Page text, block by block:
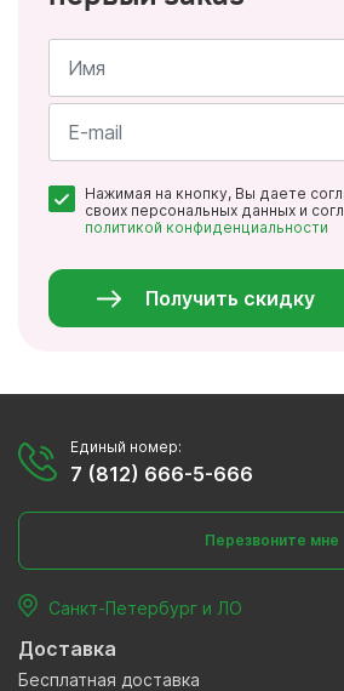
Имя
*
Нажимая на кнопку, Вы даете
своих персональных данных и
политикой конфиденциальности
Получить скидку
Единый номер:
7 (812) 666-5-666
Перезвоните мне
Санкт-Петербург и ЛО
Доставка
Бесплатная доставка